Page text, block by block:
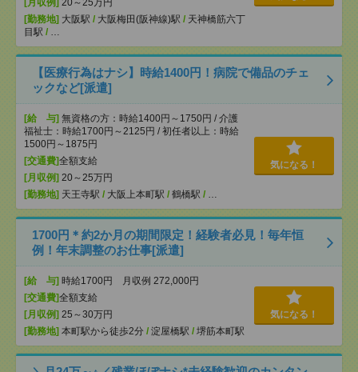
[月収例] 20～25万円
[勤務地] 大阪駅 / 大阪梅田(阪神線)駅 / 天神橋筋六丁
目駅 / …
【医療行為はナシ】時給1400円！病院で備品のチェ
ックなど[派遣]
[給 与] 無資格の方：時給1400円～1750円 / 介護
福祉士：時給1700円～2125円 / 初任者以上：時給
1500円～1875円
[交通費]全額支給
[月収例] 20～25万円
[勤務地] 天王寺駅 / 大阪上本町駅 / 鶴橋駅 / …
気になる！
1700円＊約2か月の期間限定！経験者必見！毎年恒
例！年末調整のお仕事[派遣]
[給 与] 時給1700円 月収例 272,000円
[交通費]全額支給
[月収例] 25～30万円
[勤務地] 本町駅から徒歩2分 / 淀屋橋駅 / 堺筋本町駅
気になる！